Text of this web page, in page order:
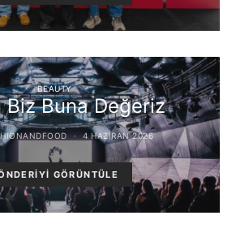
BEAUTY
Biz Buna Değeriz
4 HAZIRAN 2026
GÖRÜNTÜLE